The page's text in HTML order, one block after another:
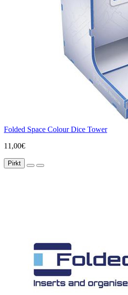
Folded Space Colour Dice Tower
11,00€
Pirkt